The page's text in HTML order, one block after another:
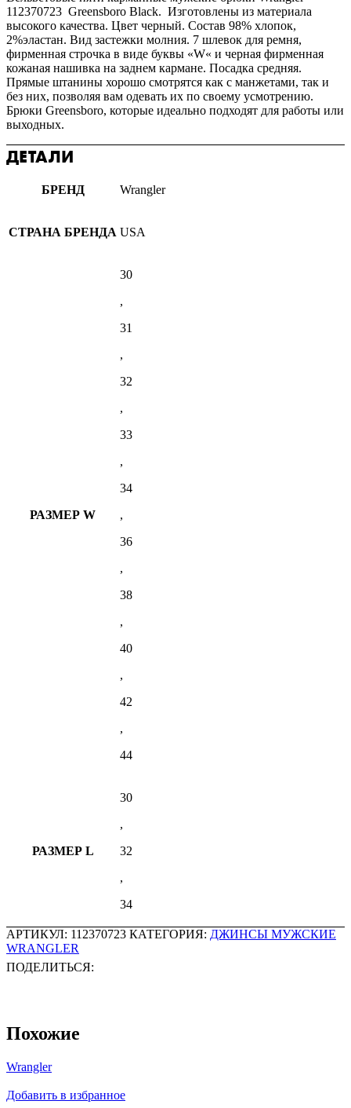
112370723 Greensboro Black. Изготовлены из материала
высокого качества. Цвет черный. Состав 98% хлопок,
2%эластан. Вид застежки молния. 7 шлевок для ремня,
фирменная строчка в виде буквы «W« и черная фирменная
кожаная нашивка на заднем кармане. Посадка средняя.
Прямые штанины хорошо смотрятся как с манжетами, так и
без них, позволяя вам одевать их по своему усмотрению.
Брюки Greensboro, которые идеально подходят для работы или
выходных.
ДЕТАЛИ
БРЕНД Wrangler
СТРАНА БРЕНДА USA
РАЗМЕР W
30
,
31
,
32
,
33
,
34
,
36
,
38
,
40
,
42
,
44
РАЗМЕР L
30
,
32
,
34
АРТИКУЛ: 112370723 КАТЕГОРИЯ: ДЖИНСЫ МУЖСКИЕ
WRANGLER
ПОДЕЛИТЬСЯ:
Похожие
Wrangler
Добавить в избранное